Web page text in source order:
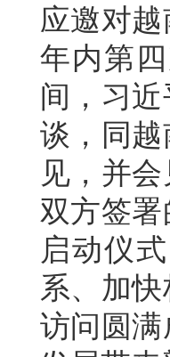
应邀对
年内第
间，习
谈，同
见，并
双方签
启动仪
系、加
访问圆